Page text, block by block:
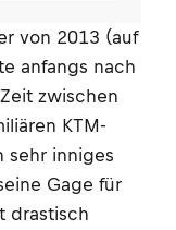
von 2013 (auf
anfangs nach
zwischen
KTM-
sehr inniges
Gage für
drastisch